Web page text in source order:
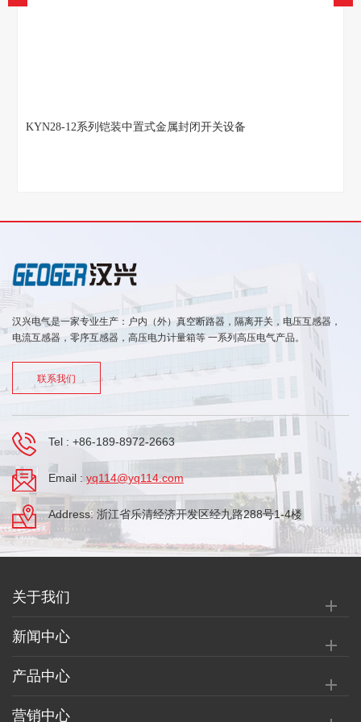
KYN28-12系列铠装中置式金属封闭开关设备
汉兴电气是一家专业生产：户内（外）真空断路器，隔离开关，电压互感器，
电流互感器，零序互感器，高压电力计量箱等 一系列高压电气产品。
联系我们
Tel : +86-189-8972-2663
Email : yq114@yq114.com
Address: 浙江省乐清经济开发区经九路288号1-4楼
关于我们
新闻中心
产品中心
营销中心